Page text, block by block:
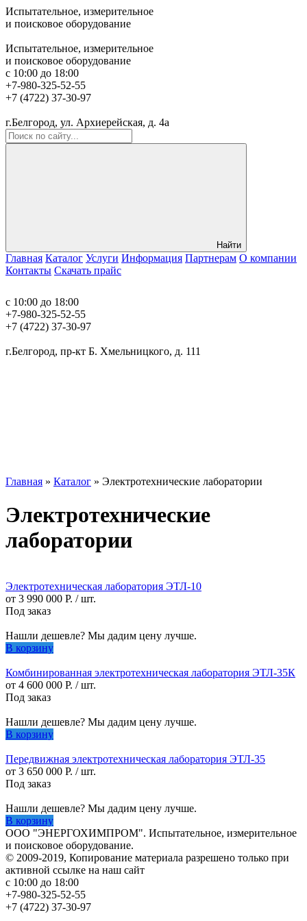
Испытательное, измерительное
и поисковое оборудование
Испытательное, измерительное
и поисковое оборудование
с 10:00 до 18:00
+7-980-325-52-55
+7 (4722) 37-30-97
г.Белгород, ул. Архиерейская, д. 4а
Найти
Главная Каталог Услуги Информация Партнерам О компании
Контакты Скачать прайс
с 10:00 до 18:00
+7-980-325-52-55
+7 (4722) 37-30-97
г.Белгород, пр-кт Б. Хмельницкого, д. 111
Главная » Каталог » Электротехнические лаборатории
Электротехнические
лаборатории
Электротехническая лаборатория ЭТЛ-10
от 3 990 000 Р. / шт.
Под заказ
Нашли дешевле? Мы дадим цену лучше.
В корзину
Комбинированная электротехническая лаборатория ЭТЛ-35К
от 4 600 000 Р. / шт.
Под заказ
Нашли дешевле? Мы дадим цену лучше.
В корзину
Передвижная электротехническая лаборатория ЭТЛ-35
от 3 650 000 Р. / шт.
Под заказ
Нашли дешевле? Мы дадим цену лучше.
В корзину
ООО "ЭНЕРГОХИМПРОМ". Испытательное, измерительное
и поисковое оборудование.
© 2009-2019, Копирование материала разрешено только при
активной ссылке на наш сайт
с 10:00 до 18:00
+7-980-325-52-55
+7 (4722) 37-30-97